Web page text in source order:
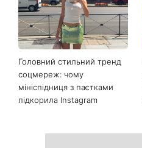
Останні новини
років і не кинути це через